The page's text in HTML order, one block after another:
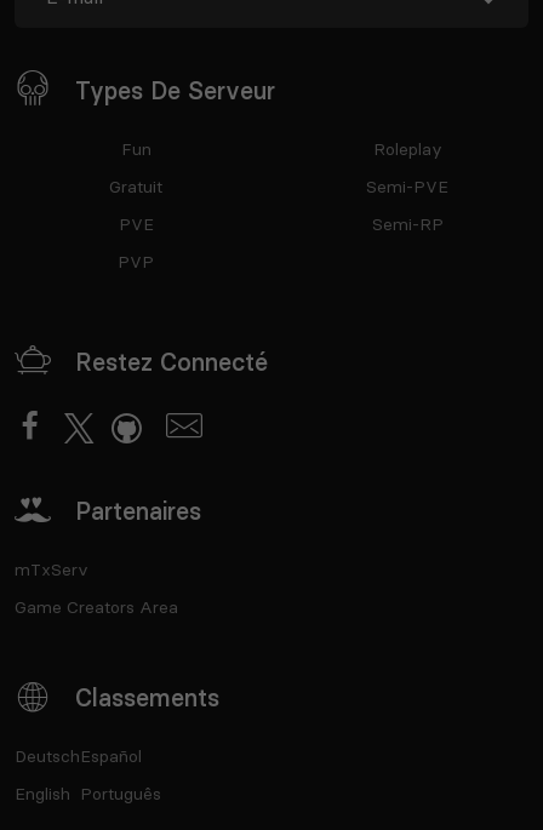
Types De Serveur
Fun
Gratuit
PVE
PVP
Roleplay
Semi-PVE
Semi-RP
Restez Connecté
Partenaires
mTxServ
Game Creators Area
Classements
Deutsch
English
Español
Português